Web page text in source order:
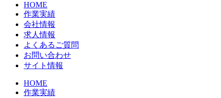
HOME
作業実績
会社情報
求人情報
よくあるご質問
お問い合わせ
サイト情報
HOME
作業実績